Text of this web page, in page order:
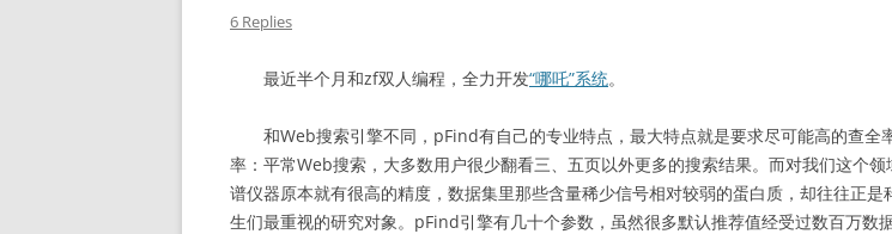
6 Replies
最近半个月和zf双人编程，全力开发“哪吒”系统。
和Web搜索引擎不同，pFind有自己的专业特点，最大特点就是要求尽可能高的查全
率：平常Web搜索，大多数用户很少翻看三、五页以外更多的搜索结果。而对我们这个领
谱仪器原本就有很高的精度，数据集里那些含量稀少信号相对较弱的蛋白质，却往往正是
生们最重视的研究对象。pFind引擎有几十个参数，虽然很多默认推荐值经受过数百万数